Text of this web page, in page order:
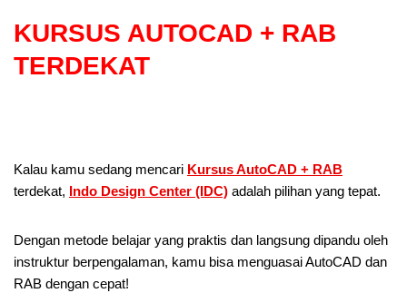
KURSUS AUTOCAD + RAB
TERDEKAT
Kalau kamu sedang mencari Kursus AutoCAD + RAB
terdekat, Indo Design Center (IDC) adalah pilihan yang tepat.
Dengan metode belajar yang praktis dan langsung dipandu oleh
instruktur berpengalaman, kamu bisa menguasai AutoCAD dan
RAB dengan cepat!